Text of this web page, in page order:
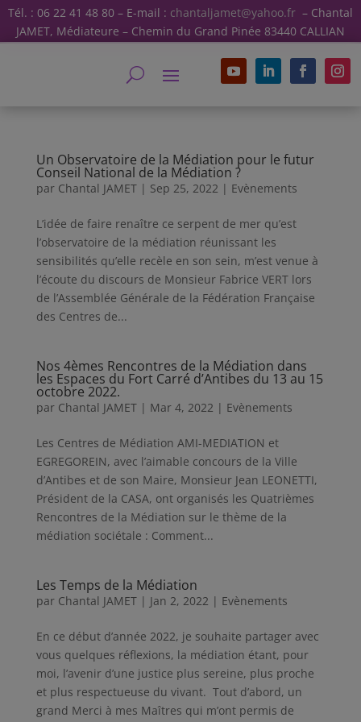
Tél. : 06 22 41 48 80 – E-mail : chantaljamet@yahoo.fr – Chantal
JAMET, Médiateure – Chemin du Grand Pinée 83440 CALLIAN
Un Observatoire de la Médiation pour le futur
Conseil National de la Médiation ?
par Chantal JAMET| Sep 25, 2022 | Evènements
L’idée de faire renaître ce serpent de mer qu’est
l’observatoire de la médiation réunissant les
sensibilités qu’elle recèle en son sein, m’est venue à
l’écoute du discours de Monsieur Fabrice VERT lors
de l’Assemblée Générale de la Fédération Française
des Centres de...
Nos 4èmes Rencontres de la Médiation dans
les Espaces du Fort Carré d’Antibes du 13 au 15
octobre 2022.
par Chantal JAMET| Mar 4, 2022 | Evènements
Les Centres de Médiation AMI-MEDIATION et
EGREGOREIN, avec l’aimable concours de la Ville
d’Antibes et de son Maire, Monsieur Jean LEONETTI,
Président de la CASA, ont organisés les Quatrièmes
Rencontres de la Médiation sur le thème de la
médiation sociétale : Comment...
Les Temps de la Médiation
par Chantal JAMET| Jan 2, 2022 | Evènements
En ce début d’année 2022, je souhaite partager avec
vous quelques réflexions, la médiation étant, pour
moi, l’avenir d’une justice plus sereine, plus proche
et plus respectueuse du vivant. Tout d’abord, un
grand Merci à mes Maîtres qui m’ont permis de